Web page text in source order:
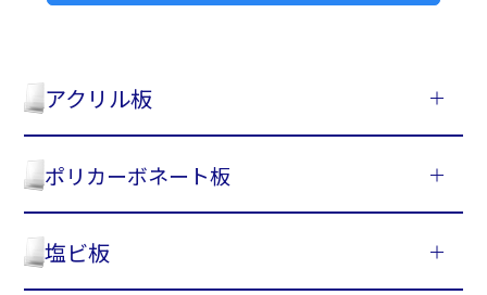
アクリル板
ポリカーボネート板
塩ビ板